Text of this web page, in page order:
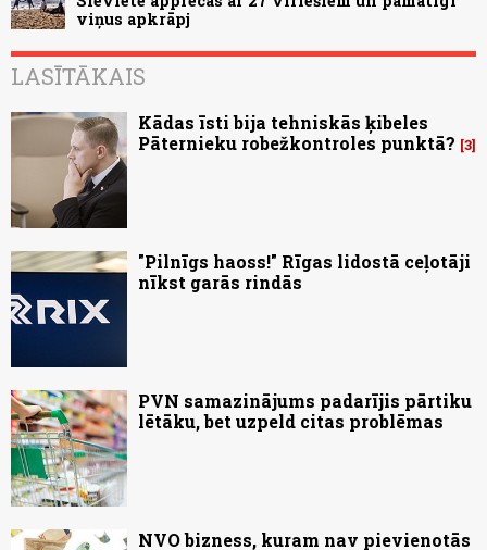
viņus apkrāpj
LASĪTĀKAIS
Kādas īsti bija tehniskās ķibeles
Pāternieku robežkontroles punktā? 3
"Pilnīgs haoss!" Rīgas lidostā ceļotāji
nīkst garās rindās
PVN samazinājums padarījis pārtiku
lētāku, bet uzpeld citas problēmas
NVO bizness, kuram nav pievienotās